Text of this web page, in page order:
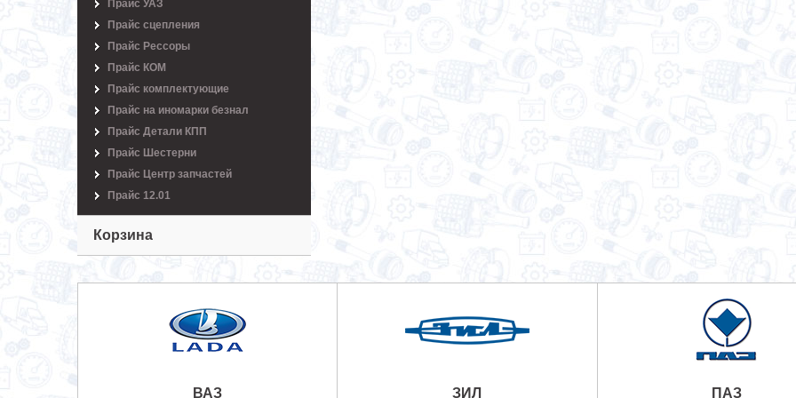
Прайс УАЗ
Прайс сцепления
Прайс Рессоры
Прайс КОМ
Прайс комплектующие
Прайс на иномарки безнал
Прайс Детали КПП
Прайс Шестерни
Прайс Центр запчастей
Прайс 12.01
Корзина
ВАЗ ЗИЛ ПАЗ